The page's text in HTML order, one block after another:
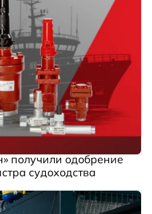
получили одобрение
судоходства